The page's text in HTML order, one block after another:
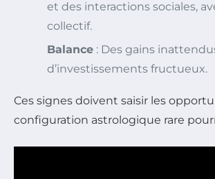
et des interactions sociales,
collectif.
Balance : Des gains
d’investissements fructueux.
Ces signes doivent saisir les
configuration astrologique rare